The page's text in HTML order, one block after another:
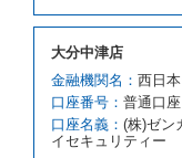
借受人は、第
を拒絶し、予
す。
前項の場合、
因が、当社の
４項の予約の
大分中津店
金融機関名： 西日
口座番号： 普通口
口座名義： (株)ゼ
イセキュリティー